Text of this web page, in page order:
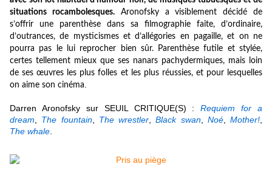
situations rocambolesques.Aronofsky a visiblement décidé de
s’offrir une parenthèse dans sa filmographie faite, d’ordinaire,
d’outrances, de mysticismes et d’allégories en pagaille, et on ne
pourra pas le lui reprocher bien sûr. Parenthèse futile et stylée,
certes tellement mieux que ses nanars pachydermiques, mais loin
de ses œuvres les plus folles et les plus réussies, et pour lesquelles
on aime son cinéma
Darren Aronofsky sur SEUIL CRITIQUE(S) :Requiem for a
dream
The fountain, The wrestler ,Black swan, Noé, Mother!
The whale